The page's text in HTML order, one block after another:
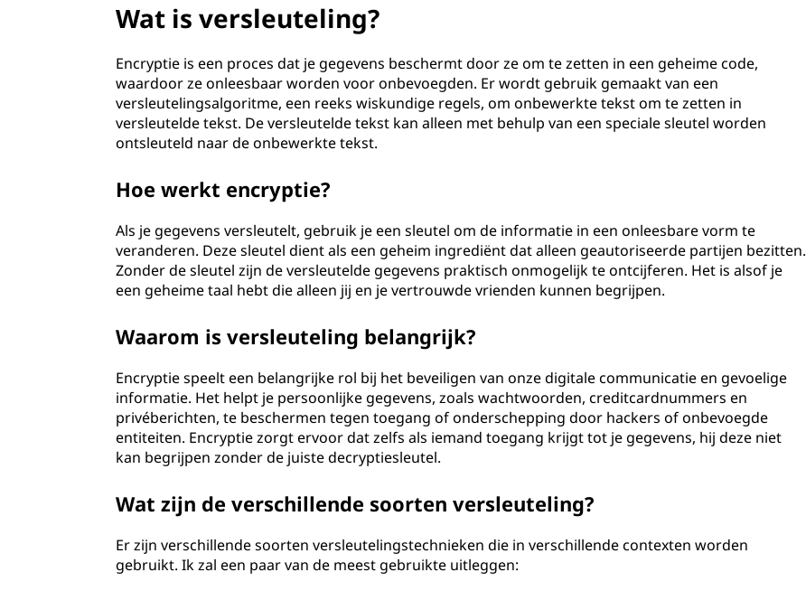
Wat is versleuteling?
Encryptie is een proces dat je gegevens beschermt door ze om te zetten in een geheime code,
waardoor ze onleesbaar worden voor onbevoegden. Er wordt gebruik gemaakt van een
versleutelingsalgoritme, een reeks wiskundige regels, om onbewerkte tekst om te zetten in
versleutelde tekst. De versleutelde tekst kan alleen met behulp van een speciale sleutel worden
ontsleuteld naar de onbewerkte tekst.
Hoe werkt encryptie?
Als je gegevens versleutelt, gebruik je een sleutel om de informatie in een onleesbare vorm te
veranderen. Deze sleutel dient als een geheim ingrediënt dat alleen geautoriseerde partijen bezitten.
Zonder de sleutel zijn de versleutelde gegevens praktisch onmogelijk te ontcijferen. Het is alsof je
een geheime taal hebt die alleen jij en je vertrouwde vrienden kunnen begrijpen.
Waarom is versleuteling belangrijk?
Encryptie speelt een belangrijke rol bij het beveiligen van onze digitale communicatie en gevoelige
informatie. Het helpt je persoonlijke gegevens, zoals wachtwoorden, creditcardnummers en
privéberichten, te beschermen tegen toegang of onderschepping door hackers of onbevoegde
entiteiten. Encryptie zorgt ervoor dat zelfs als iemand toegang krijgt tot je gegevens, hij deze niet
kan begrijpen zonder de juiste decryptiesleutel.
Wat zijn de verschillende soorten versleuteling?
Er zijn verschillende soorten versleutelingstechnieken die in verschillende contexten worden
gebruikt. Ik zal een paar van de meest gebruikte uitleggen: